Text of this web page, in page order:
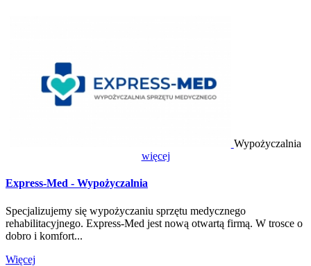
Wypożyczalnia
więcej
Express-Med - Wypożyczalnia
Specjalizujemy się wypożyczaniu sprzętu medycznego
rehabilitacyjnego. Express-Med jest nową otwartą firmą. W trosce o
dobro i komfort...
Więcej